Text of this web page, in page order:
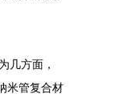
几方面，
米管复合材